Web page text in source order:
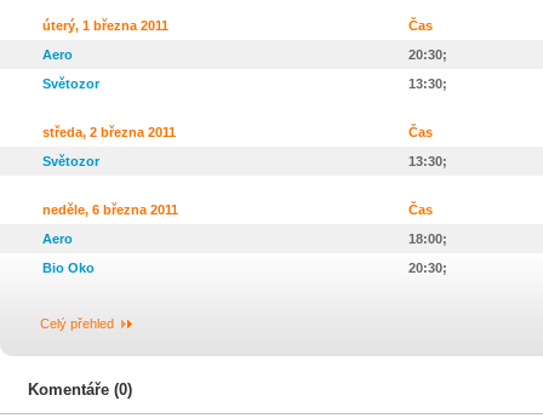
úterý, 1 března 2011
Čas
Aero
20:30;
Světozor
13:30;
středa, 2 března 2011
Čas
Světozor
13:30;
neděle, 6 března 2011
Čas
Aero
18:00;
Bio Oko
20:30;
Celý přehled
Komentáře (0)